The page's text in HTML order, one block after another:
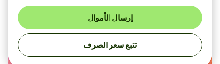
إرسال الأموال
تتبع سعر الصرف